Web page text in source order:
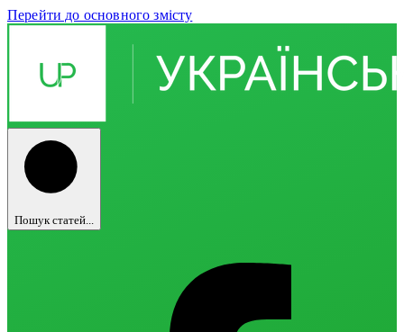
Перейти до основного змісту
Пошук статей...